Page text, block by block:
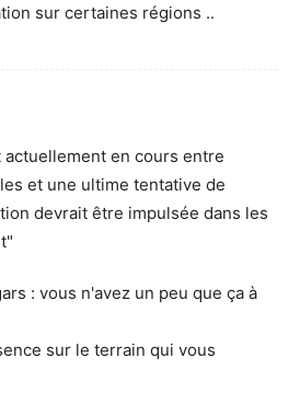
sur certaines régions ..
en cours entre
et une ultime tentative de
devrait être impulsée dans les
: vous n'avez un peu que ça à
sur le terrain qui vous